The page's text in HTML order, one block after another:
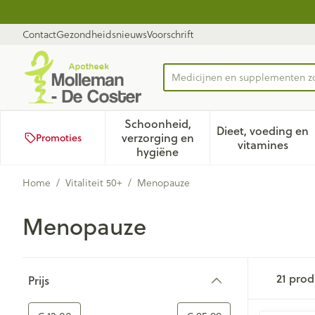
ContactGezondheidsnieuwsVoorschrift
Product, merk, categorie...
Medicijnen en supplement
Promoties
Schoonheid,
verzorging en
hygiëneToon submenu voor
Dieet, voeding en
vitamines
Toon
Home / Vitaliteit 50+ / Menopauze
Menopauze
Prijs
21